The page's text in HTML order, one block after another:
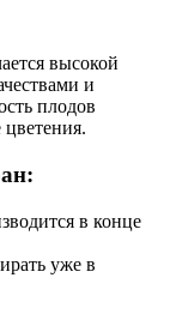
высокой
и
плодов
цветения.
в конце
уже в